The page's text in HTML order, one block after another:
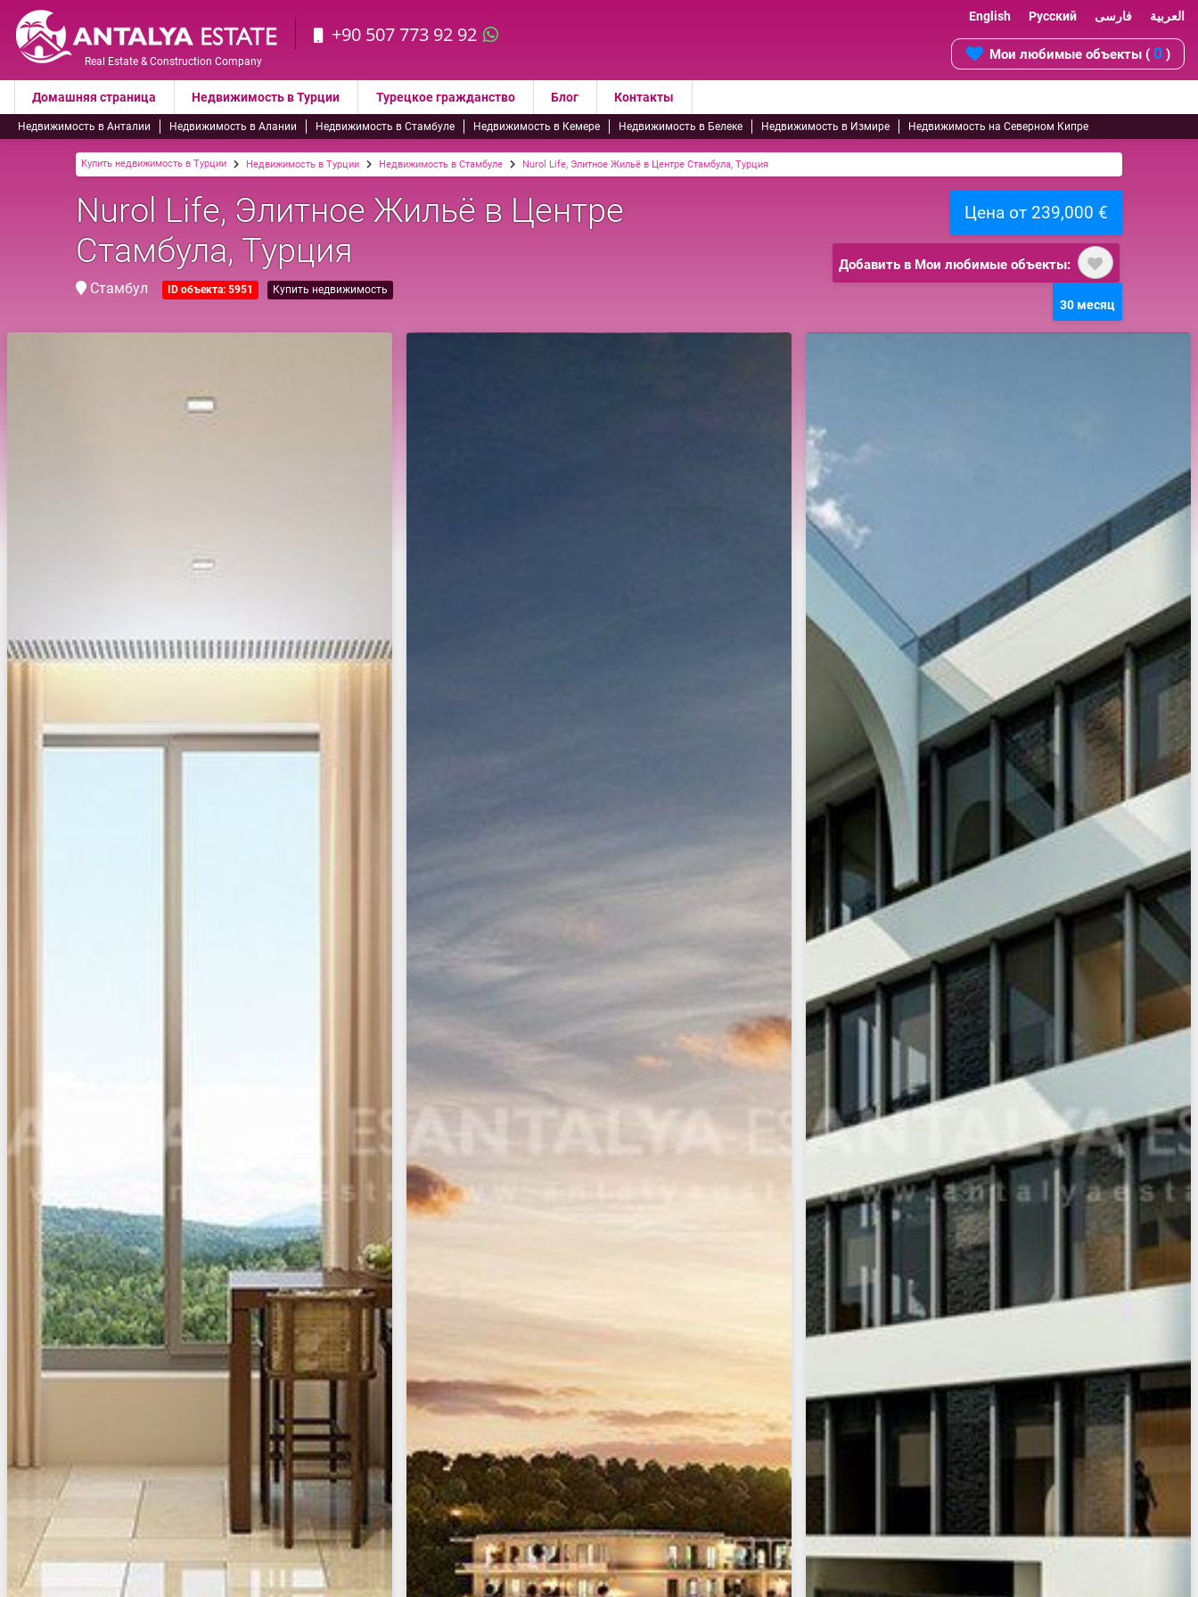
Real Estate & Construction Company
+90 507 773 92 92
English Русский فارسی العربية
Мои любимые объекты ( 0 )
Домашняя страница Недвижимость в Турции Турецкое гражданство Блог Контакты
Недвижимость в Анталии Недвижимость в Алании Недвижимость в Стамбуле Недвижимость в Кемере Недвижимость в Белеке Недвижимость в Измире Недвижимость на Северном Кипре
Купить недвижимость в Турции Недвижимость в Турции Недвижимость в Стамбуле Nurol Life, Элитное Жильё в Центре Стамбула, Турция
Nurol Life, Элитное Жильё в Центре
Стамбула, Турция
Стамбул ID объекта: 5951 Купить недвижимость
Цена от 239,000 €
Добавить в Мои любимые объекты:
30 месяц